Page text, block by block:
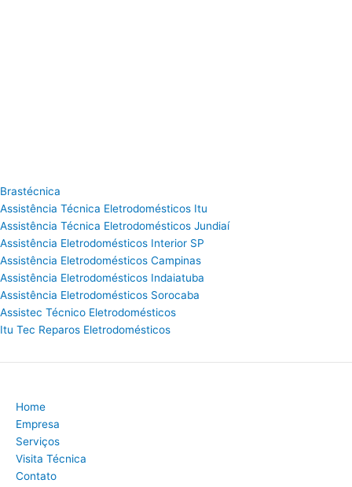
Brastécnica
Assistência Técnica Eletrodomésticos Itu
Assistência Técnica Eletrodomésticos Jundiaí
Assistência Eletrodomésticos Interior SP
Assistência Eletrodomésticos Campinas
Assistência Eletrodomésticos Indaiatuba
Assistência Eletrodomésticos Sorocaba
Assistec Técnico Eletrodomésticos
Itu Tec Reparos Eletrodomésticos
Home
Empresa
Serviços
Visita Técnica
Contato